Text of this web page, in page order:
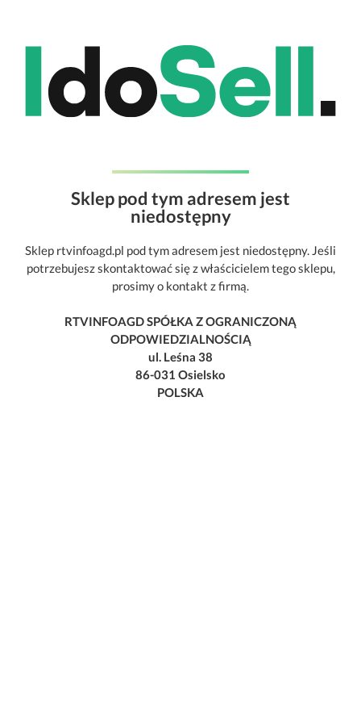
Sklep pod tym adresem jest
niedostępny
Sklep rtvinfoagd.pl pod tym adresem jest niedostępny. Jeśli
potrzebujesz skontaktować się z właścicielem tego sklepu,
prosimy o kontakt z firmą.
RTVINFOAGD SPÓŁKA Z OGRANICZONĄ
ODPOWIEDZIALNOŚCIĄ
ul. Leśna 38
86-031 Osielsko
POLSKA